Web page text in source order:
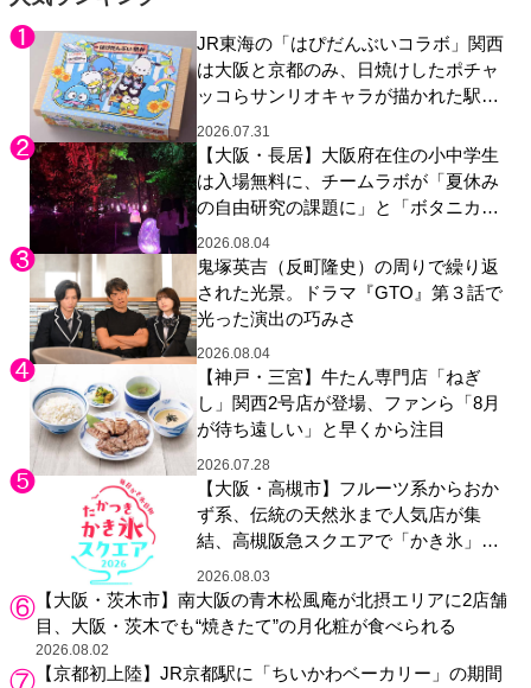
JR東海の「はぴだんぶいコラボ」関西
は大阪と京都のみ、日焼けしたポチャ
ッコらサンリオキャラが描かれた駅弁
やグッズが登場
2026.07.31
【大阪・長居】大阪府在住の小中学生
は入場無料に、チームラボが「夏休み
の自由研究の課題に」と「ボタニカル
ガーデン 大阪」へ招待
2026.08.04
鬼塚英吉（反町隆史）の周りで繰り返
された光景。ドラマ『GTO』第３話で
光った演出の巧みさ
2026.08.04
【神戸・三宮】牛たん専門店「ねぎ
し」関西2号店が登場、ファンら「8月
が待ち遠しい」と早くから注目
2026.07.28
【大阪・高槻市】フルーツ系からおか
ず系、伝統の天然氷まで人気店が集
結、高槻阪急スクエアで「かき氷」祭
り
2026.08.03
【大阪・茨木市】南大阪の青木松風庵が北摂エリアに2店舗
目、大阪・茨木でも“焼きたて”の月化粧が食べられる
2026.08.02
【京都初上陸】JR京都駅に「ちいかわベーカリー」の期間